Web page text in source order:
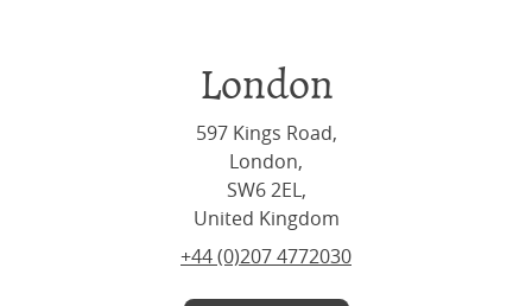
London
597 Kings Road,
London,
SW6 2EL,
United Kingdom
+44 (0)207 4772030